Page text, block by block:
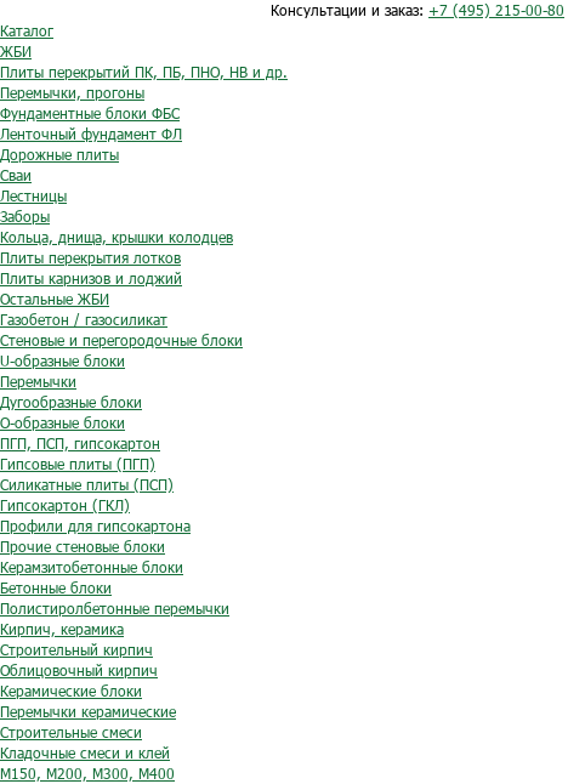
Консультации и заказ: +7 (495) 215-00-80
Каталог
ЖБИ
Плиты перекрытий ПК, ПБ, ПНО, НВ и др.
Перемычки, прогоны
Фундаментные блоки ФБС
Ленточный фундамент ФЛ
Дорожные плиты
Сваи
Лестницы
Заборы
Кольца, днища, крышки колодцев
Плиты перекрытия лотков
Плиты карнизов и лоджий
Остальные ЖБИ
Газобетон / газосиликат
Стеновые и перегородочные блоки
U-образные блоки
Перемычки
Дугообразные блоки
O-образные блоки
ПГП, ПСП, гипсокартон
Гипсовые плиты (ПГП)
Силикатные плиты (ПСП)
Гипсокартон (ГКЛ)
Профили для гипсокартона
Прочие стеновые блоки
Керамзитобетонные блоки
Бетонные блоки
Полистиролбетонные перемычки
Кирпич, керамика
Строительный кирпич
Облицовочный кирпич
Керамические блоки
Перемычки керамические
Строительные смеси
Кладочные смеси и клей
М150, М200, М300, М400